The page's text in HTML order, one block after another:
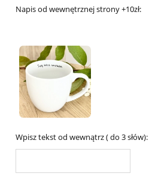
Napis od wewnętrznej strony +10zł:
Wpisz tekst od wewnątrz ( do 3 słów):